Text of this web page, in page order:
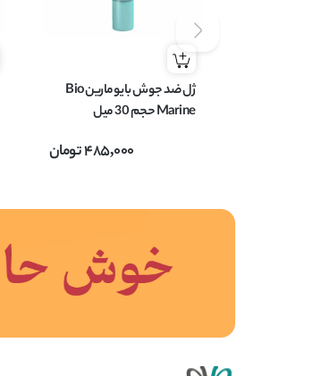
ژل ضد جوش بایومارین Bio
Marine حجم 30 میل
485,000تومان